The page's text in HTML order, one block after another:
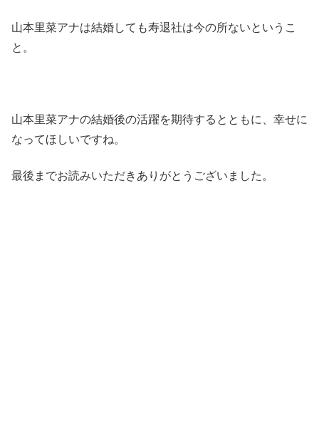
山本里菜アナは結婚しても寿退社は今の所ないというこ
と。
山本里菜アナの結婚後の活躍を期待するとともに、幸せに
なってほしいですね。
最後までお読みいただきありがとうございました。